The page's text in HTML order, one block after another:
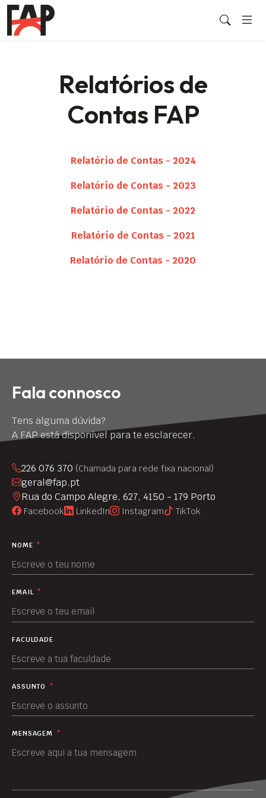
Relatórios de
Contas FAP
Relatório de Contas - 2024
Relatório de Contas - 2023
Relatório de Contas - 2022
Relatório de Contas - 2021
Relatório de Contas - 2020
Fala connosco
Tens alguma dúvida?
A FAP está disponível para te esclarecer.
226 076 370 (Chamada para rede fixa nacional)
geral@fap.pt
Rua do Campo Alegre, 627, 4150 - 179 Porto
Facebook LinkedIn Instagram TikTok
NOME *
EMAIL *
FACULDADE
ASSUNTO *
MENSAGEM *